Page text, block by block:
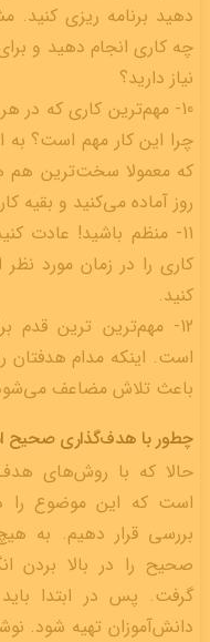
دهید برنامه ریزی کنید.
چه کاری انجام دهید و
نیاز دارید؟
10- مهم‌ترین کاری که در
چرا این کار مهم است؟ به
که معمولا سخت‌ترین هم
روز آماده می‌کنید و بقیه
11- منظم باشید! عادت
کاری را در زمان مورد
کنید.
12- مهم‌ترین ترین قدم
است. اینکه مدام هدفتان
باعث تلاش مضاعف
چطور با هدف‌گذاری صحیح
حالا که با روش‌های
است که این موضوع را
بررسی قرار ‌دهیم. به
صحیح را در بالا بردن
گرفت. پس در ابتدا
دانش‌آموزان تهیه شود.